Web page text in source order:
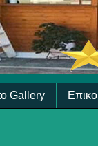
Gallery